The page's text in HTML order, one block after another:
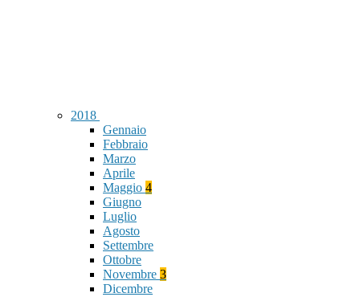
2018
Gennaio
Febbraio
Marzo
Aprile
Maggio 4
Giugno
Luglio
Agosto
Settembre
Ottobre
Novembre 3
Dicembre